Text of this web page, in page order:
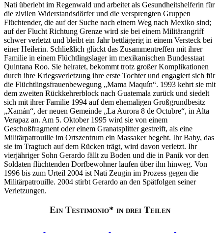
Nati überlebt im Regenwald und arbeitet als Gesundheitshelferin für
die zivilen Widerstandsdörfer und die versprengten Gruppen
Flüchtender, die auf der Suche nach einem Weg nach Mexiko sind;
auf der Flucht Richtung Grenze wird sie bei einem Militärangriff
schwer verletzt und bleibt ein Jahr bettlägerig in einem Versteck bei
einer Heilerin. Schließlich glückt das Zusammentreffen mit ihrer
Familie in einem Flüchtlingslager im mexikanischen Bundesstaat
Quintana Roo. Sie heiratet, bekommt trotz großer Komplikationen
durch ihre Kriegsverletzung ihre erste Tochter und engagiert sich für
die Flüchtlingsfrauenbewegung „Mama Maquín“. 1993 kehrt sie mit
dem zweiten Rückkehrerblock nach Guatemala zurück und siedelt
sich mit ihrer Familie 1994 auf dem ehemaligen Großgrundbesitz
„Xamán“, der neuen Gemeinde „La Aurora 8 de Octubre“, in Alta
Verapaz an. Am 5. Oktober 1995 wird sie von einem
Geschoßfragment oder einem Granatsplitter gestreift, als eine
Militärpatrouille im Ortszentrum ein Massaker begeht. Ihr Baby, das
sie im Tragtuch auf dem Rücken trägt, wird davon verletzt. Ihr
vierjähriger Sohn Gerardo fällt zu Boden und die in Panik vor den
Soldaten flüchtenden Dorfbewohner laufen über ihn hinweg. Von
1996 bis zum Urteil 2004 ist Nati Zeugin im Prozess gegen die
Militärpatrouille. 2004 stirbt Gerardo an den Spätfolgen seiner
Verletzungen.
Ein Testimonio* in drei Teilen